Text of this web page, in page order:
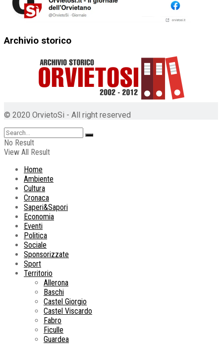
Archivio storico
© 2020 OrvietoSi - All right reserved
No Result
View All Result
Home
Ambiente
Cultura
Cronaca
Saperi&Sapori
Economia
Eventi
Politica
Sociale
Sponsorizzate
Sport
Territorio
Allerona
Baschi
Castel Giorgio
Castel Viscardo
Fabro
Ficulle
Guardea